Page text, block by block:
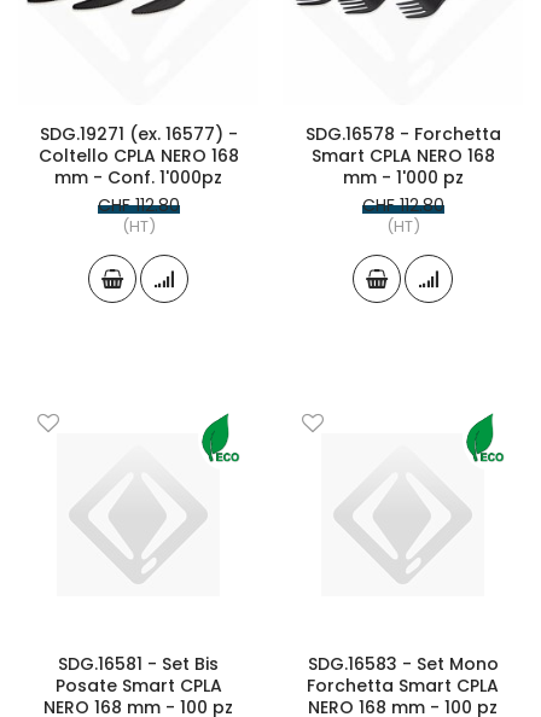
SDG.19271 (ex. 16577) -
Coltello CPLA NERO 168
mm - Conf. 1'000pz
CHF 112.80
(HT)
SDG.16578 - Forchetta
Smart CPLA NERO 168
mm - 1'000 pz
CHF 112.80
(HT)
SDG.16581 - Set Bis
Posate Smart CPLA
NERO 168 mm - 100 pz
SDG.16583 - Set Mono
Forchetta Smart CPLA
NERO 168 mm - 100 pz